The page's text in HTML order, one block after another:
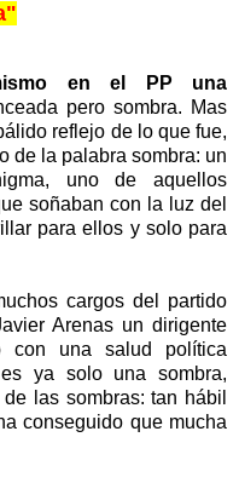
en el PP una
pero sombra. Mas
reflejo de lo que fue,
de la palabra sombra: un
uno de aquellos
soñaban con la luz del
para ellos y solo para
cargos del partido
Arenas un dirigente
con una salud política
ya solo una sombra,
las sombras: tan hábil
conseguido que mucha